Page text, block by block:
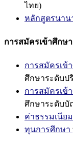
ไทย)
หลักสูตรนาน
การสมัครเข้าศึกษา
การสมัครเ
ศึกษาระดับ
การสมัครเข้
ศึกษาระดับ
ค่าธรรมเนีย
ทุนการศึกษา